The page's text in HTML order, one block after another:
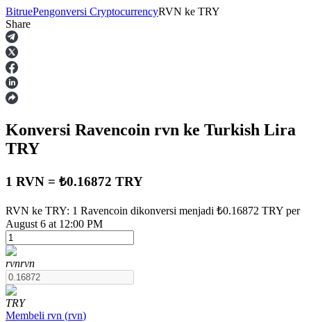
Berjangka
USDT Berjangka
Kontrak berjangka menggunakan USDT sebagai jaminannya
BitruePengonversi CryptocurrencyRVN ke TRY
Share
Konversi Ravencoin rvn ke Turkish Lira
TRY
1 RVN = ₺0.16872 TRY
RVN ke TRY: 1 Ravencoin dikonversi menjadi ₺0.16872 TRY per
August 6 at 12:00 PM
rvnrvn
TRY
Membeli rvn (rvn)